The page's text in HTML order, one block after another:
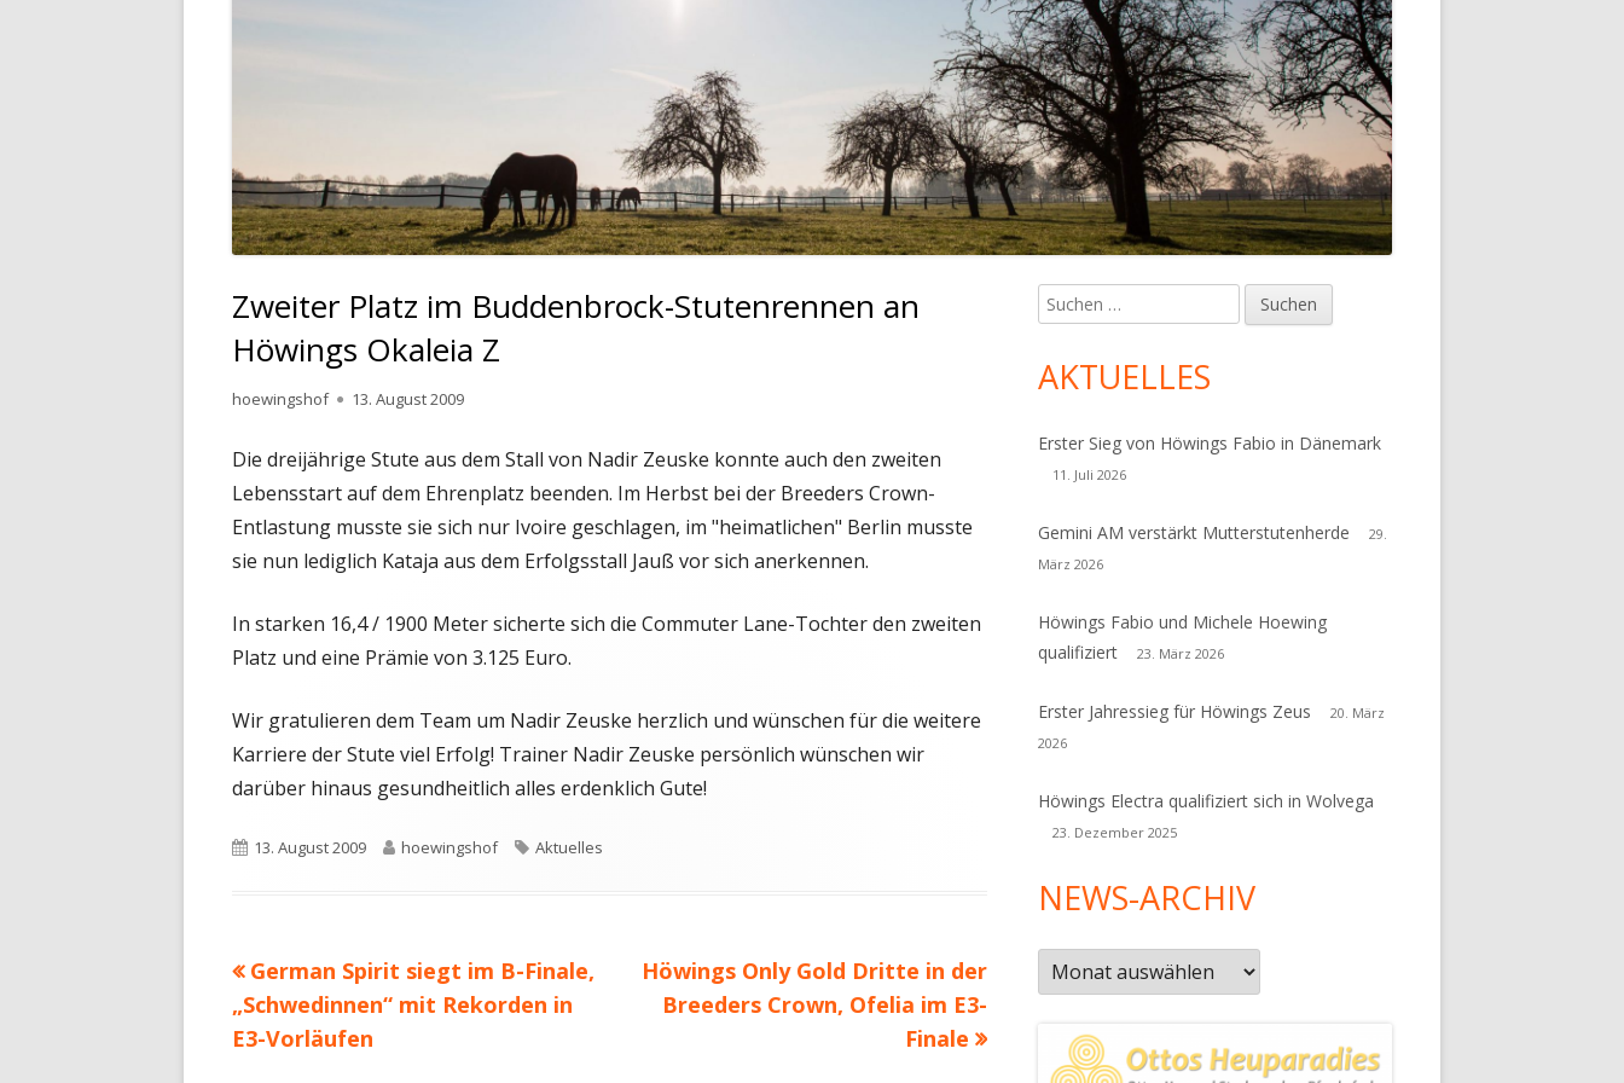
Zweiter Platz im Buddenbrock-Stutenrennen an
Höwings Okaleia Z
Autor
hoewingshof
Veröffentlicht
13. August 2009
Die dreijährige Stute aus dem Stall von Nadir Zeuske konnte auch den zweiten
Lebensstart auf dem Ehrenplatz beenden. Im Herbst bei der Breeders Crown-
Entlastung musste sie sich nur Ivoire geschlagen, im "heimatlichen" Berlin musste
sie nun lediglich Kataja aus dem Erfolgsstall Jauß vor sich anerkennen.
In starken 16,4 / 1900 Meter sicherte sich die Commuter Lane-Tochter den zweiten
Platz und eine Prämie von 3.125 Euro.
Wir gratulieren dem Team um Nadir Zeuske herzlich und wünschen für die weitere
Karriere der Stute viel Erfolg! Trainer Nadir Zeuske persönlich wünschen wir
darüber hinaus gesundheitlich alles erdenklich Gute!
Veröffentlicht
13. August 2009 Autor
hoewingshof Schlagwörter
Aktuelles
Beitragsnavigation
Vorheriger
Beitrag:
German Spirit siegt im B-Finale,
„Schwedinnen“ mit Rekorden in
E3-Vorläufen
Nächster
Beitrag
Höwings Only Gold Dritte in der
Breeders Crown, Ofelia im E3-
Finale
Haupt-
Seitenleiste
Suchen
nach:
AKTUELLES
Erster Sieg von Höwings Fabio in Dänemark
11. Juli 2026
Gemini AM verstärkt Mutterstutenherde
29.
März 2026
Höwings Fabio und Michele Hoewing
qualifiziert
23. März 2026
Erster Jahressieg für Höwings Zeus
20. März
2026
Höwings Electra qualifiziert sich in Wolvega
23. Dezember 2025
NEWS-ARCHIV
News-
Archiv